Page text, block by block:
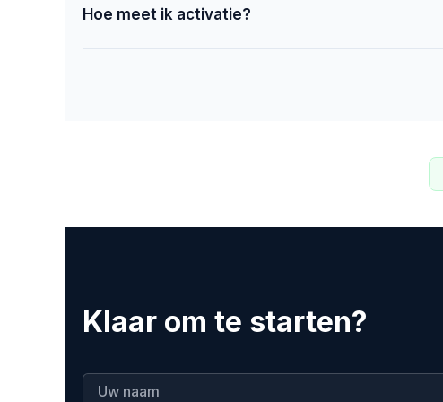
Hoe meet ik activatie?
Klaar om te starten?